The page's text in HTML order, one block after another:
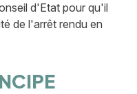
d'Etat pour qu'il
de l'arrêt rendu en